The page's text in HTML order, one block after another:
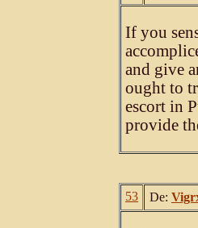
If you
and give
ought to
escort in
provide
53 De: